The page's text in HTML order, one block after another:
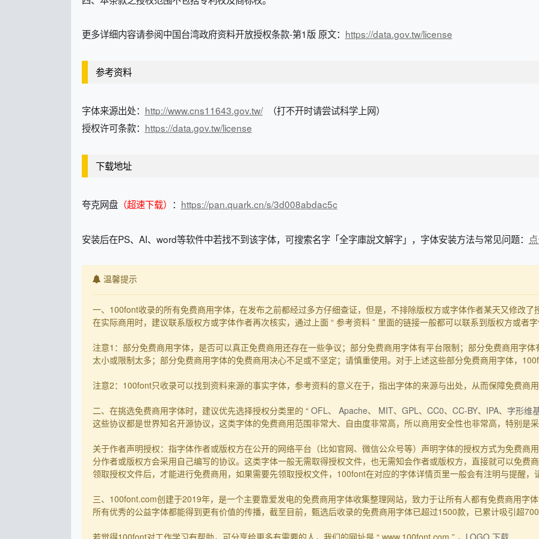
更多详细内容请参阅中国台湾政府资料开放授权条款-第1版 原文： https://data.gov.tw/license
参考资料
字体来源出处： http://www.cns11643.gov.tw/（打不开时请尝试科学上网）
授权许可条款： https://data.gov.tw/license
下载地址
夸克网盘（超速下载） ： https://pan.quark.cn/s/3d008abdac5c
安装后在PS、AI、word等软件中若找不到该字体，可搜索名字「全字庫說文解字」，字体安装方法与常见问题：
温馨提示
一、100font收录的所有免费商用字体，在发布之前都经过多方仔细查证，但是，不排除版权方或字体作者某天又修改
在实际商用时，建议联系版权方或字体作者再次核实，通过上面 “ 参考资料 ” 里面的链接一般都可以联系到版权方或者
注意1：部分免费商用字体，是否可以真正免费商用还存在一些争议；部分免费商用字体有平台限制；部分免费商用字
太小或限制太多；部分免费商用字体的免费商用决心不足或不坚定；请慎重使用。对于上述这些部分免费商用字体，
注意2：100font只收录可以找到资料来源的事实字体，参考资料的意义在于，指出字体的来源与出处，从而保障免费商
二、在挑选免费商用字体时，建议优先选择授权分类里的 “ OFL 、 Apache、 MIT、 GPL 、 CC0、 CC-BY、 IPA、 字形维
这些协议都是世界知名开源协议，这类字体的免费商用范围非常大、自由度非常高，所以商用安全性也非常高，特别是
关于作者声明授权：指字体作者或版权方在公开的网络平台（比如官网、微信公众号等）声明字体的授权方式为免费商
分作者或版权方会采用自己编写的协议。这类字体一般无需取得授权文件，也无需知会作者或版权方，直接就可以免费
领取授权文件后，才能进行免费商用，如果需要先领取授权文件，100font在对应的字体详情页里一般会有注明与提醒，
三、100font.com创建于2019年，是一个主要靠爱发电的免费商用字体收集整理网站，致力于让所有人都有免费商用字
所有优秀的公益字体都能得到更有价值的传播，截至目前，甄选后收录的免费商用字体已超过1500款，已累计吸引超
若觉得100font对工作学习有帮助，可分享给更多有需要的人，我们的网址是 “ www.100font.com ” ， LOGO 下载